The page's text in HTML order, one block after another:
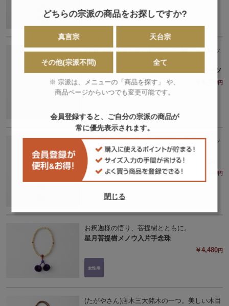
815-650【お取り寄せ】女性用二輪ブレスレッ
ト「女性にうれしい」
水晶108玉二輪ブレスレット ローズクオーツ
￥4,400円
815-650【お取り寄せ】女性用二輪ブレスレッ
ト「女性にうれしい」
水晶108玉二輪ブレスレット アベンチリン
￥4,400円
お釈迦様の悟り、菩提樹とともに。
星月菩提樹メノウ入片手念珠
￥4,480円
(たがやさん)唐木三大銘木の一つ。美しい木目
どちらの宗派の商品をお探しですか?
真言宗 天台宗
その他(宗派不問) 全て
※ 宗派は、メニューの「商品を探す」 や、
商品ページからいつでも変更可能です。
会員登録すると、ご自分の宗派の商品が
常に優先表示されます。
閉じる